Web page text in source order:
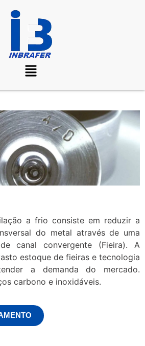
a frio consiste em reduzir a
do metal através de uma
canal convergente (Fieira). A
estoque de fieiras e tecnologia
a demanda do mercado.
carbono e inoxidáveis.